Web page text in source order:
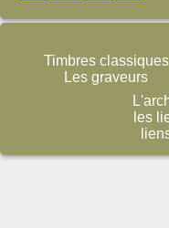
Timbres classiques
Les graveurs
les